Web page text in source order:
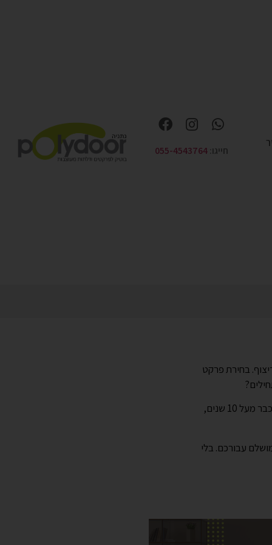
חייגו: 055-4543764
בחירת פרקט
ים המושגים, הסוגים והמחירים יכול לבלבל כל אחד. בתור מי שמלווה לקוחות בתהליכים האלה כבר מעל 10 שנים,
עבורכם. בלי